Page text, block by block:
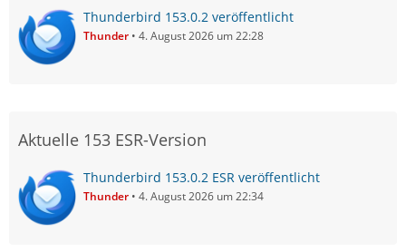
Thunderbird 153.0.2 veröffentlicht
Thunder 4. August 2026 um 22:28
Aktuelle 153 ESR-Version
Thunderbird 153.0.2 ESR veröffentlicht
Thunder 4. August 2026 um 22:34